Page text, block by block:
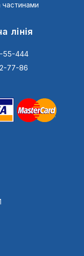
лінія
55-444
77-86